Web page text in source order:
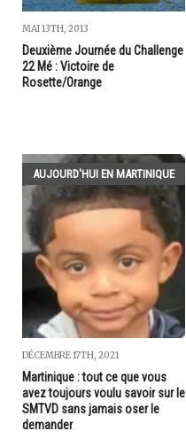
MAI 13TH, 2013
Deuxième Journée du Challenge
22 Mé : Victoire de
Rosette/Orange
AUJOURD'HUI EN MARTINIQUE
DÉCEMBRE 17TH, 2021
Martinique : tout ce que vous
avez toujours voulu savoir sur le
SMTVD sans jamais oser le
demander